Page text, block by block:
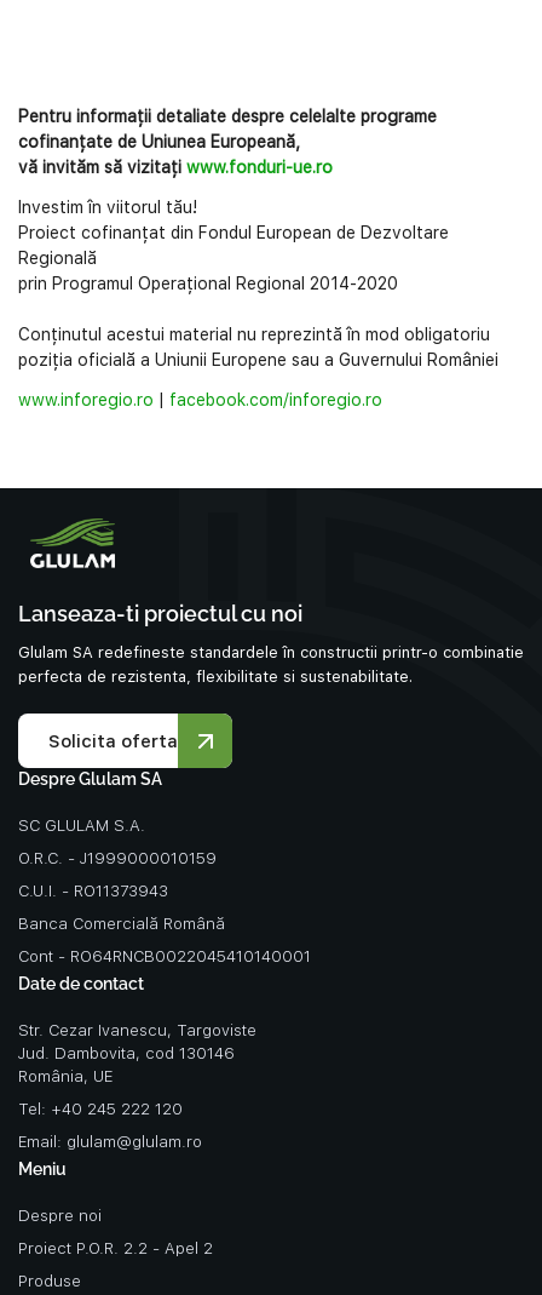
Pentru informații detaliate despre celelalte programe
cofinanțate de Uniunea Europeană,
vă invităm să vizitați www.fonduri-ue.ro
Investim în viitorul tău!
Proiect cofinanțat din Fondul European de Dezvoltare
Regională
prin Programul Operațional Regional 2014-2020
Conținutul acestui material nu reprezintă în mod obligatoriu
poziția oficială a Uniunii Europene sau a Guvernului României
www.inforegio.ro | facebook.com/inforegio.ro
Lanseaza-ti proiectul cu noi
Glulam SA redefineste standardele în constructii printr-o combinatie
perfecta de rezistenta, flexibilitate si sustenabilitate.
Solicita oferta
Despre Glulam SA
SC GLULAM S.A.
O.R.C. - J1999000010159
C.U.I. - RO11373943
Banca Comercială Română
Cont - RO64RNCB0022045410140001
Date de contact
Str. Cezar Ivanescu, Targoviste
Jud. Dambovita, cod 130146
România, UE
Tel: +40 245 222 120
Email: glulam@glulam.ro
Meniu
Despre noi
Proiect P.O.R. 2.2 - Apel 2
Produse